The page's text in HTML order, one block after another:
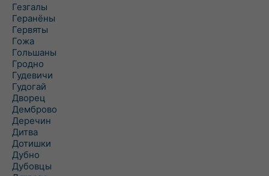
Гезгалы
Геранёны
Гервяты
Гожа
Гольшаны
Гродно
Гудевичи
Гудогай
Дворец
Демброво
Деречин
Дитва
Дотишки
Дубно
Дубовцы